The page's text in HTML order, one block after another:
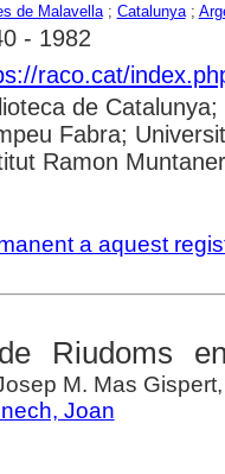
de Malavella; Catalunya;
- 1982
raco.cat/
de
Fabra;
Ramon Muntaner
a aquest
Riudoms
M. Mas
Joan